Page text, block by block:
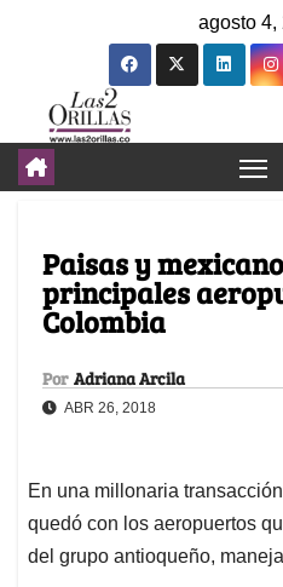
agosto 4,
Paisas y
principales
Colombia
Por Adriana Arcila
ABR 26, 2018
En una millonaria
quedó con los aeropuertos
del grupo antioqueño,